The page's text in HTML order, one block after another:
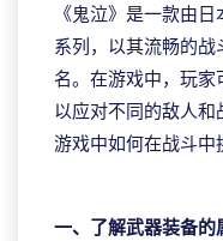
《鬼泣》是一款由
系列，以其流畅的
名。在游戏中，玩家
以应对不同的敌人
游戏中如何在战斗中
一、了解武器装备的